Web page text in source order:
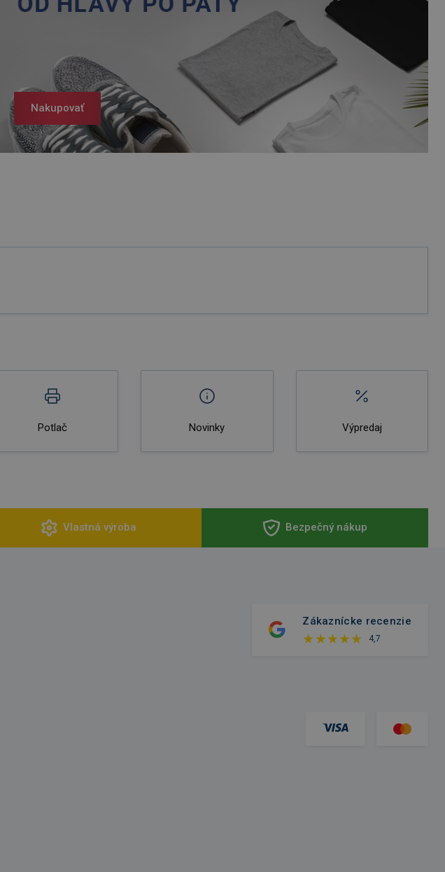
Nakupovať
Potlač Novinky Výpredaj
Vlastná výroba Bezpečný nákup
Zákaznícke recenzie
4,7